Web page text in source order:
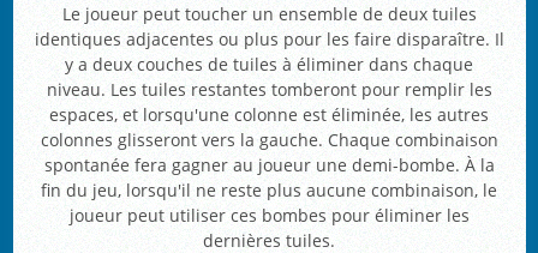
Le joueur peut toucher un ensemble de deux tuiles
identiques adjacentes ou plus pour les faire disparaître. Il
y a deux couches de tuiles à éliminer dans chaque
niveau. Les tuiles restantes tomberont pour remplir les
espaces, et lorsqu'une colonne est éliminée, les autres
colonnes glisseront vers la gauche. Chaque combinaison
spontanée fera gagner au joueur une demi-bombe. À la
fin du jeu, lorsqu'il ne reste plus aucune combinaison, le
joueur peut utiliser ces bombes pour éliminer les
dernières tuiles.